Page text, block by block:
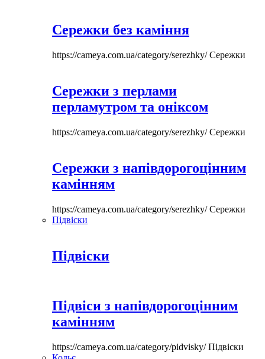
Сережки без каміння
https://cameya.com.ua/category/serezhky/Сережки
Сережки з перлами
перламутром та оніксом
https://cameya.com.ua/category/serezhky/Сережки
Сережки з напівдорогоцінним
камінням
https://cameya.com.ua/category/serezhky/Сережки
Підвіски
Підвіски
Підвіси з напівдорогоцінним
камінням
https://cameya.com.ua/category/pidvisky/Підвіски